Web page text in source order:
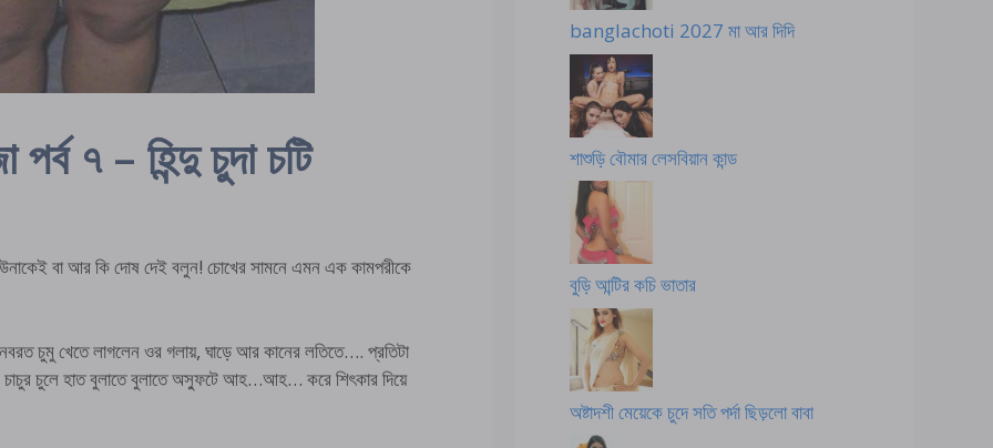
পর্ব ৭ – হিন্দু চুদা চটি
বা আর কি দোষ দেই বলুন! চোখের সামনে এমন এক কামপরীকে
চুমু খেতে লাগলেন ওর গলায়, ঘাড়ে আর কানের লতিতে…. প্রতিটা
চাচুর চুলে হাত বুলাতে বুলাতে অস্ফুটে আহ…আহ… করে শিৎকার দিয়ে
banglachoti 2027 মা আর দিদি
শাশুড়ি বৌমার লেসবিয়ান কান্ড
বুড়ি আন্টির কচি ভাতার
অষ্টাদশী মেয়েকে চুদে সতি পর্দা ছিড়লো বাবা